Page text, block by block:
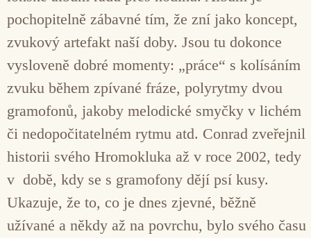
pochopitelně zábavné tím, že zní jako koncept,
zvukový artefakt naší doby. Jsou tu dokonce
vysloveně dobré momenty: „práce“ s kolísáním
zvuku během zpívané fráze, polyrytmy dvou
gramofonů, jakoby melodické smyčky v lichém
či nedopočitatelném rytmu atd. Conrad zveřejnil
historii svého Hromokluka až v roce 2002, tedy
v době, kdy se s gramofony dějí psí kusy.
Ukazuje, že to, co je dnes zjevné, běžně
užívané a někdy až na povrchu, bylo svého času